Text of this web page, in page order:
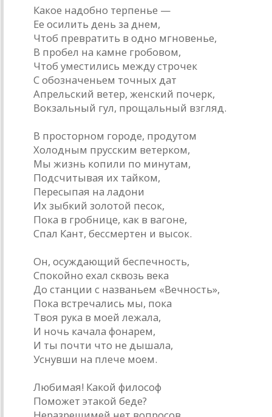
Какое надобно терпенье —
Ее осилить день за днем,
Чтоб превратить в одно мгновенье,
В пробел на камне гробовом,
Чтоб уместились между строчек
С обозначеньем точных дат
Апрельский ветер, женский почерк,
Вокзальный гул, прощальный взгляд.
В просторном городе, продутом
Холодным прусским ветерком,
Мы жизнь копили по минутам,
Подсчитывая их тайком,
Пересыпая на ладони
Их зыбкий золотой песок,
Пока в гробнице, как в вагоне,
Спал Кант, бессмертен и высок.
Он, осуждающий беспечность,
Спокойно ехал сквозь века
До станции с названьем «Вечность»,
Пока встречались мы, пока
Твоя рука в моей лежала,
И ночь качала фонарем,
И ты почти что не дышала,
Уснувши на плече моем.
Любимая! Какой философ
Поможет этакой беде?